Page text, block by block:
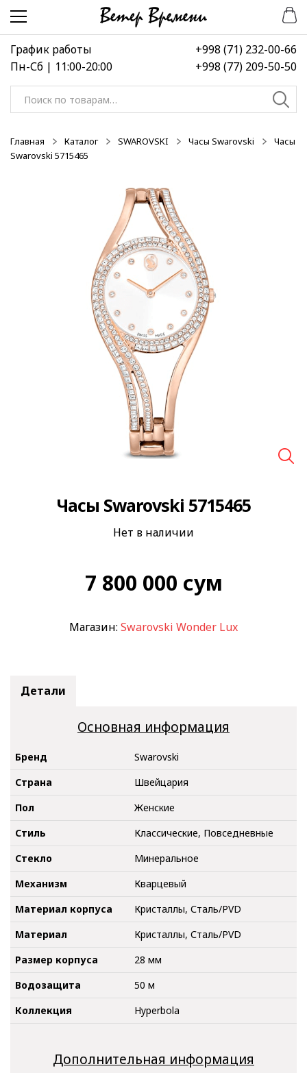
Перейти
навигации
Перейти
содержимому
График работы
Пн-Сб | 11:00-20:00
+998 (71) 232-00-66
+998 (77) 209-50-50
Искать:
Главная Каталог SWAROVSKI Часы Swarovski
Часы
Swarovski 5715465
Часы Swarovski 5715465
Нет в наличии
7 800 000 сум
Магазин: Swarovski Wonder Lux
Детали
Основная информация
Бренд
Swarovski
Страна
Швейцария
Пол
Женские
Стиль
Классические, Повседневные
Стекло
Минеральное
Механизм
Кварцевый
Материал корпуса
Кристаллы, Сталь/PVD
Материал
Кристаллы, Сталь/PVD
Размер корпуса
28 мм
Водозащита
50 м
Коллекция
Hyperbola
Дополнительная информация
-30%